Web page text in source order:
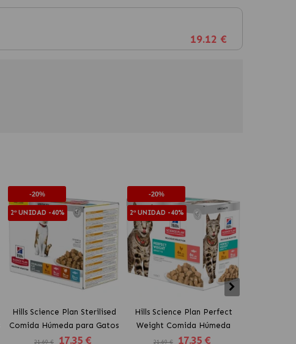
19.12 €
-20%
2ª UNIDAD -40%
Hills Science Plan Sterilised
Comida Húmeda para Gatos
Esterilizados Bocaditos en
21.69 € 17.35 €
-20%
2ª UNIDAD -40%
Hills Science Plan Perfect
Weight Comida Húmeda
para Gatos Bocaditos en
21.69 € 17.35 €